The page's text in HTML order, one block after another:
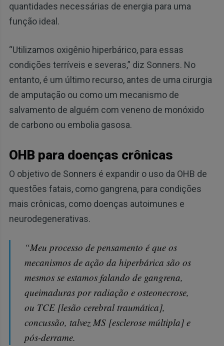
quantidades necessárias de energia para uma
função ideal.
“Utilizamos oxigênio hiperbárico, para essas
condições terríveis e severas,” diz Sonners. No
entanto, é um último recurso, antes de uma cirurgia
de amputação ou como um mecanismo de
salvamento de alguém com veneno de monóxido
de carbono ou embolia gasosa.
OHB para doenças crônicas
O objetivo de Sonners é expandir o uso da OHB de
questões fatais, como gangrena, para condições
mais crônicas, como doenças autoimunes e
neurodegenerativas.
“Meu processo de pensamento é que os
mecanismos de ação da hiperbárica são os
mesmos se estamos falando de gangrena,
queimaduras por radiação e osteonecrose,
ou TCE [lesão cerebral traumática],
concussão, talvez MS [esclerose múltipla] e
pós-derrame.